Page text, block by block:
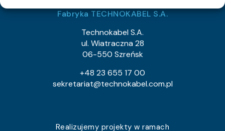
Fabryka TECHNOKABEL S.A.
Technokabel S.A.
ul. Wiatraczna 28
06-550 Szreńsk
+48 23 655 17 00
sekretariat@technokabel.com.pl
Realizujemy projekty w ramach